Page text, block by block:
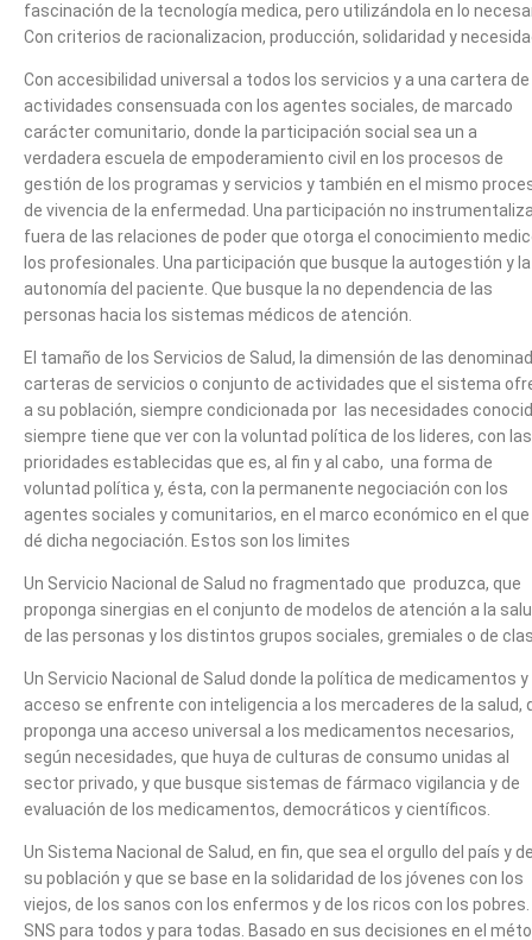
fascinación de la tecnología medica, pero utilizándola en lo
Con criterios de racionalizacion, producción, solidaridad y
Con accesibilidad universal a todos los servicios y a una cartera de
actividades consensuada con los agentes sociales, de marcado
carácter comunitario, donde la participación social sea un a
verdadera escuela de empoderamiento civil en los procesos de
gestión de los programas y servicios y también en el mismo
de vivencia de la enfermedad. Una participación no
fuera de las relaciones de poder que otorga el conocimiento
los profesionales. Una participación que busque la autogestión y la
autonomía del paciente. Que busque la no dependencia de las
personas hacia los sistemas médicos de atención.
El tamaño de los Servicios de Salud, la dimensión de las
carteras de servicios o conjunto de actividades que el sistema
a su población, siempre condicionada por las necesidades
siempre tiene que ver con la voluntad política de los lideres, con las
prioridades establecidas que es, al fin y al cabo, una forma de
voluntad política y, ésta, con la permanente negociación con los
agentes sociales y comunitarios, en el marco económico en el
dé dicha negociación. Estos son los limites
Un Servicio Nacional de Salud no fragmentado que produzca, que
proponga sinergias en el conjunto de modelos de atención a la
de las personas y los distintos grupos sociales, gremiales o de
Un Servicio Nacional de Salud donde la política de medicamentos y
acceso se enfrente con inteligencia a los mercaderes de la salud,
proponga una acceso universal a los medicamentos necesarios,
según necesidades, que huya de culturas de consumo unidas al
sector privado, y que busque sistemas de fármaco vigilancia y de
evaluación de los medicamentos, democráticos y científicos.
Un Sistema Nacional de Salud, en fin, que sea el orgullo del país y
su población y que se base en la solidaridad de los jóvenes con los
viejos, de los sanos con los enfermos y de los ricos con los pobres.
SNS para todos y para todas. Basado en sus decisiones en el